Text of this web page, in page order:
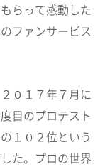
らって感動した
ファンサービス
０１７年７月に
目のプロテスト
１０２位という
た。プロの世界